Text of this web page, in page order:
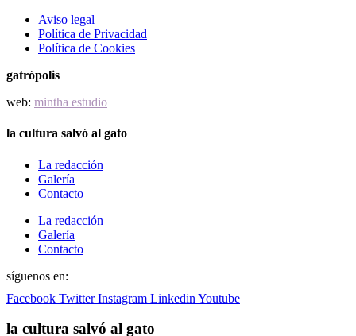
Aviso legal
Política de Privacidad
Política de Cookies
gatrópolis
web: mintha estudio
la cultura salvó al gato
La redacción
Galería
Contacto
La redacción
Galería
Contacto
síguenos en:
Facebook Twitter Instagram Linkedin Youtube
la cultura salvó al gato